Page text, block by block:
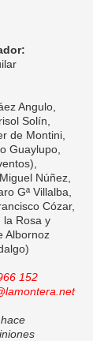
Angulo,
Solín,
de Montini,
Guaylupo,
Núñez,
Gª Villalba,
Cózar,
la Rosa y
Albornoz
152